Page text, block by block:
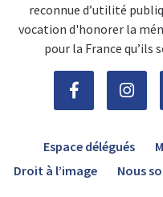
reconnue d’utilité
vocation d'honorer la
pour la France qu’ils
Espace délégués
Droit à l’image
Nous